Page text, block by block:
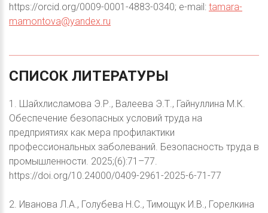
https://orcid.org/0009-0001-4883-0340; e-mail: tamara-
mamontova@yandex.ru
СПИСОК ЛИТЕРАТУРЫ
1. Шайхлисламова Э.Р., Валеева Э.Т., Гайнуллина М.К.
Обеспечение безопасных условий труда на
предприятиях как мера профилактики
профессиональных заболеваний. Безопасность труда в
промышленности. 2025;(6):71–77.
https://doi.org/10.24000/0409-2961-2025-6-71-77
2. Иванова Л.А., Голубева Н.С., Тимощук И.В., Горелкина